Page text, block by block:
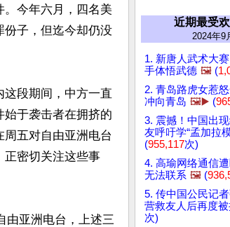
今年六月，四名美
份子，但迄今却仍没
段期间，中方一直
于袭击者在拥挤的
五对自由亚洲电台
正密切关注这些事
由亚洲电台，上述三
近期最受
2024年9
1. 新唐人武术大
手体悟武德 🖼️ (
2. 青岛路虎女惹
冲向青岛 🖼️▶️ (
3. 震撼！中国出
友呼吁学“孟加拉
(955,117次)
4. 高瑜网络通信
无法联系 🖼️ (
5. 传中国公民记
营救友人后再度
次)